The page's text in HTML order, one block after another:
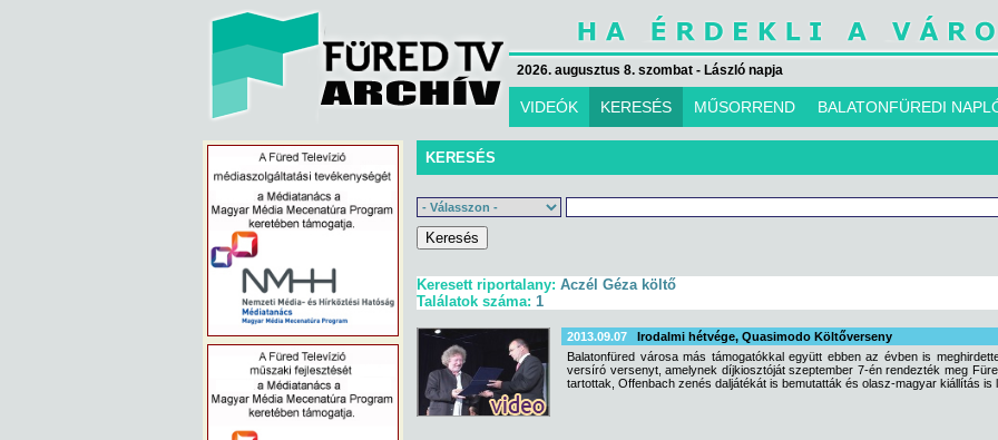
2026. augusztus 8. szombat - László napja
VIDEÓK KERESÉS MŰSORREND BALATONFÜREDI
KERESÉS
Keresett riportalany: Aczél Géza költő
Találatok száma: 1
2013.09.07
Irodalmi hétvége, Quasimodo Költőverseny
Balatonfüred városa más támogatókkal együtt ebben az évben is
versíró versenyt, amelynek díjkiosztóját szeptember 7-én rendezték meg
tartottak, Offenbach zenés daljátékát is bemutatták és olasz-magyar kiállítás is